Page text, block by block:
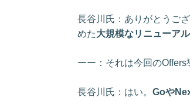
長谷川氏：ありがとうご
めた大規模なリニューア
ーー：それは今回の
長谷川氏：はい。 Goや